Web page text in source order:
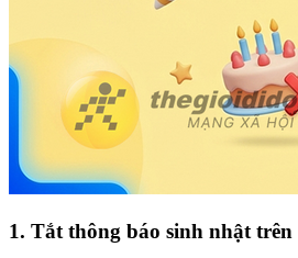
1. Tắt thông báo sinh nhật